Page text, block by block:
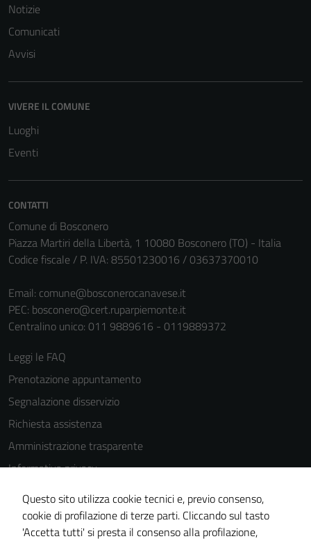
Notizie
Comunicati
Avvisi
VIVERE IL COMUNE
Luoghi
Eventi
CONTATTI
Comune di Bosconero
Piazza Martiri della Libertà, 1 10080 Bosconero (TO) - Italia
Codice fiscale / P. IVA: 85501230016 / 03637370010
Email: comune@bosconerocanavese.it
PEC: bosconero@cert.ruparpiemonte.it
Centralino unico: 011 9889616 - 0119889372
Leggi le FAQ
Prenotazione appuntamento
Segnalazione disservizio
Richiesta assistenza
Amministrazione trasparente
Informativa privacy
Cookie Policy
Note legali
Dichiarazione di accessibilità
Questo sito utilizza cookie tecnici e, previo consenso,
cookie di profilazione di terze parti. Cliccando sul tasto
'Accetta tutti' si presta il consenso alla profilazione,